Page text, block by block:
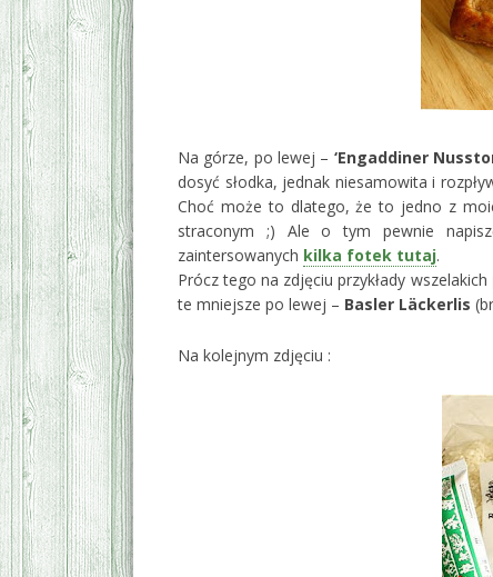
Na górze, po lewej – ‘Engaddiner
dosyć słodka, jednak niesamowita i
Choć może to dlatego, że to jedno z
straconym ;) Ale o tym pewnie
zaintersowanych kilka fotek tutaj.
Prócz tego na zdjęciu przykłady wszelakich
te mniejsze po lewej – Basler Läckerlis
Na kolejnym zdjęciu :